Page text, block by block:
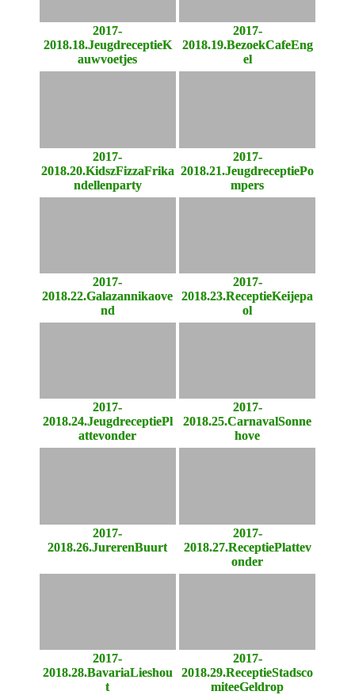
2017-
2018.18.JeugdreceptieK
auwvoetjes
2017-
2018.19.BezoekCafeEng
el
2017-
2018.20.KidszFizzaFrika
ndellenparty
2017-
2018.21.JeugdreceptiePo
mpers
2017-
2018.22.Galazannikaove
nd
2017-
2018.23.ReceptieKeijepa
ol
2017-
2018.24.JeugdreceptiePl
attevonder
2017-
2018.25.CarnavalSonne
hove
2017-
2018.26.JurerenBuurt
2017-
2018.27.ReceptiePlattev
onder
2017-
2018.28.BavariaLieshou
t
2017-
2018.29.ReceptieStadsco
miteeGeldrop